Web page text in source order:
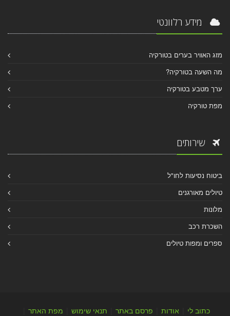
מידע רלוונטי
מזג האוויר בערים בטורקיה
מה השעה בטורקיה?
ערך מטבע בטורקיה
מפת טורקיה
שירותים
ביטוח נסיעות לחו"ל
טיולים מאורגנים
מלונות
השכרת רכב
ספרים ומפות טיולים
כתוב לי אודות פרסם באתר תנאי שימוש מפת האתר